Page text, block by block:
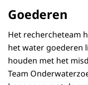
Goederen
Het rechercheteam
het water goederen
houden met het
Team